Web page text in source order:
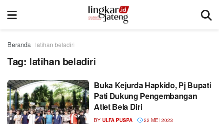
Beranda | latihan beladiri
Tag: latihan beladiri
Buka Kejurda Hapkido, Pj Bupati
Pati Dukung Pengembangan
Atlet Bela Diri
BY ULFA PUSPA 22 MEI 2023